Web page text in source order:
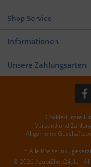
Shop Service
Informationen
Unsere Zahlungsarten
Cookie-
Versand und
Allgemeine
* Alle Preise inkl.
© 2026 AzubiShop24.de -